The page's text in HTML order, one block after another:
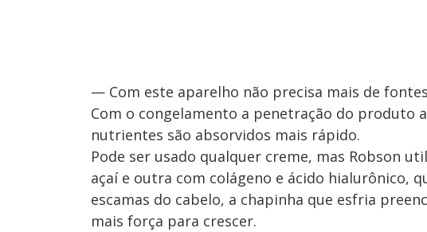
— Com este aparelho não precisa mais de
Com o congelamento a penetração do produto
nutrientes são absorvidos mais rápido.
Pode ser usado qualquer creme, mas Robson
açaí e outra com colágeno e ácido hialurônico,
escamas do cabelo, a chapinha que esfria
mais força para crescer.